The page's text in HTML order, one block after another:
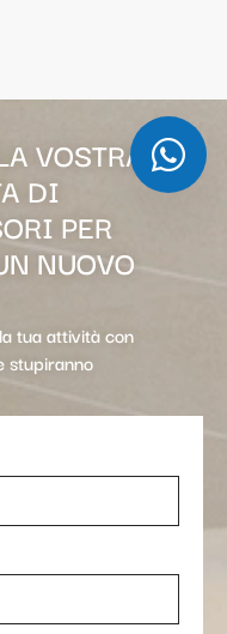
VOSTRA
DI
PER
NUOVO
tua attività con
stupiranno